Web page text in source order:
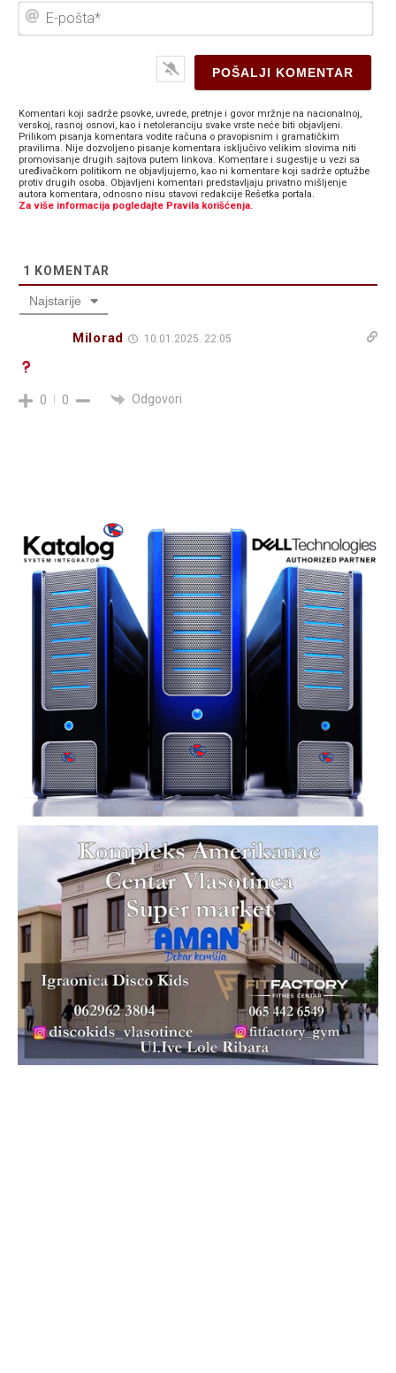
E-
Komentari koji sadrže psovke, uvrede, pretnje i govor mržnje na nacionalnoj,
verskoj, rasnoj osnovi, kao i netoleranciju svake vrste neće biti objavljeni.
Prilikom pisanja komentara vodite računa o pravopisnim i gramatičkim
pravilima. Nije dozvoljeno pisanje komentara isključivo velikim slovima niti
promovisanje drugih sajtova putem linkova. Komentare i sugestije u vezi sa
uređivačkom politikom ne objavljujemo, kao ni komentare koji sadrže optužbe
protiv drugih osoba. Objavljeni komentari predstavljaju privatno mišljenje
autora komentara, odnosno nisu stavovi redakcije Rešetka portala.
Za više informacija pogledajte Pravila korišćenja.
1 KOMENTAR
Najstarije
Milorad 10.01.2025. 22:05
0 0 Odgovori